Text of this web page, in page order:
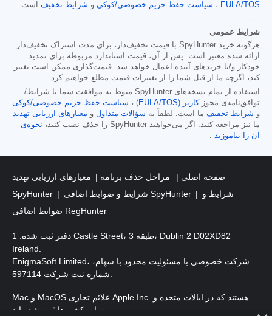
EULA/TOS ، سیاست حفظ حریم خصوصی/کوکی و شرایط تخفیف است.
------
شرایط عمومی
هرگونه خرید SpyHunter با قیمت تخفیف‌دار، برای مدت اشتراک تخفیف‌دار
ارائه شده معتبر است. پس از آن، قیمت استاندارد مربوطه برای تمدید
خودکار و/یا خریدهای آینده اعمال خواهد شد. قیمت‌گذاری ممکن است تغییر
کند، اگرچه ما از قبل شما را از تغییرات قیمت مطلع خواهیم کرد.
استفاده از تمام نسخه‌های SpyHunter منوط به موافقت شما با شرایط/
توافق‌نامه‌ی مجوز کاربر (EULA/TOS) ، سیاست حفظ حریم خصوصی/کوکی
و شرایط تخفیف ما است. لطفاً به سؤالات متداول و معیارهای ارزیابی تهدید
ما نیز مراجعه کنید. اگر می‌خواهید SpyHunter را حذف نصب کنید،
نحوه‌ی
آن را بیاموزید .
صفحه اصلی مراحل حذف برنامه
معیارهای ارزیابی تهدید
SpyHunter
شرایط و ضوابط اضافی SpyHunter
شرایط و
ضوابط اضافی RegHunter
دفتر ثبت شده: 1 Castle Street، طبقه 3، Dublin 2 D02XD82
Ireland.
EnigmaSoft Limited، شرکت خصوصی با مسئولیت محدود با سهام،
Mac و MacOS علائم تجاری Apple Inc. هستند که در ایالات متحده و